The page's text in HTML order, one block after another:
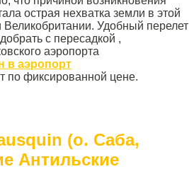
острая нехватка земли в этой
Великобритании. Удобный перелет
с пересадкой ,
аэропорта
в аэропорт
по фиксированной цене.
(о. Саба,
Антильские